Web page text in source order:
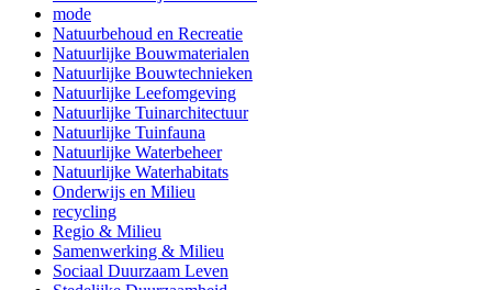
mode
Natuurbehoud en Recreatie
Natuurlijke Bouwmaterialen
Natuurlijke Bouwtechnieken
Natuurlijke Leefomgeving
Natuurlijke Tuinarchitectuur
Natuurlijke Tuinfauna
Natuurlijke Waterbeheer
Natuurlijke Waterhabitats
Onderwijs en Milieu
recycling
Regio & Milieu
Samenwerking & Milieu
Sociaal Duurzaam Leven